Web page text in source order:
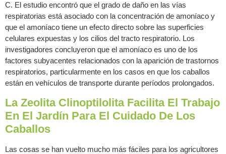
C. El estudio encontró que el grado de daño en las vías
respiratorias está asociado con la concentración de amoníaco y
que el amoníaco tiene un efecto directo sobre las superficies
celulares expuestas y los cilios del tracto respiratorio. Los
investigadores concluyeron que el amoníaco es uno de los
factores subyacentes relacionados con la aparición de trastornos
respiratorios, particularmente en los casos en que los caballos
están en vehículos de transporte durante períodos prolongados.
La Zeolita Clinoptilolita Facilita El Trabajo
En El Jardín Para El Cuidado De Los
Caballos
Las cosas se han vuelto mucho más fáciles para los agricultores